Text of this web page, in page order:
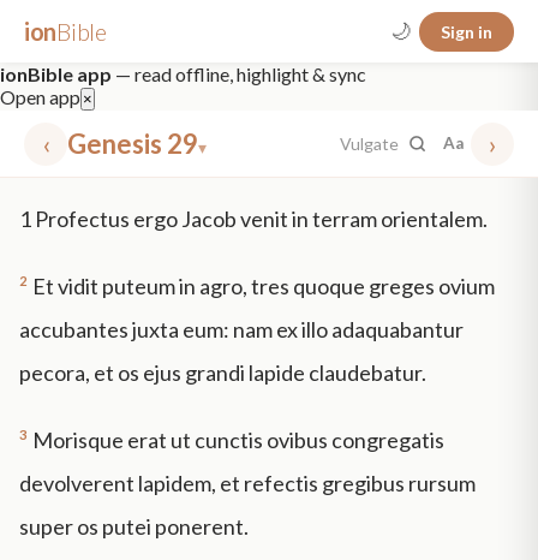
ionBible 🌙 Sign in
ionBible app — read offline, highlight & sync
Open app ×
‹ Genesis 29▾ Vulgate Aa ›
✕
1 Profectus ergo Jacob venit in terram orientalem.
2 Et vidit puteum in agro, tres quoque greges ovium
accubantes juxta eum: nam ex illo adaquabantur
pecora, et os ejus grandi lapide claudebatur.
3 Morisque erat ut cunctis ovibus congregatis
devolverent lapidem, et refectis gregibus rursum
super os putei ponerent.